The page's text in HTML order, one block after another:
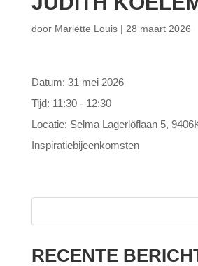
door Mariëtte Louis| 28 maart 2026
Datum: 31 mei 2026
Tijd: 11:30 - 12:30
Locatie: Selma Lagerlöflaan 5,
Inspiratiebijeenkomsten
RECENTE